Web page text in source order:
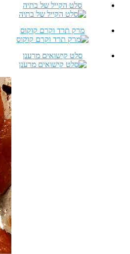
סלט הקייל של בתיה
מרק תרד וקרם קוקוס
סלט קישואים מרענן